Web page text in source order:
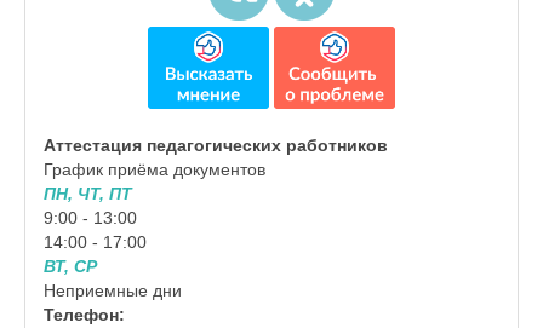
Аттестация педагогических работников
График приёма документов
ПН, ЧТ, ПТ
9:00 - 13:00
14:00 - 17:00
ВТ, СР
Неприемные дни
Телефон: